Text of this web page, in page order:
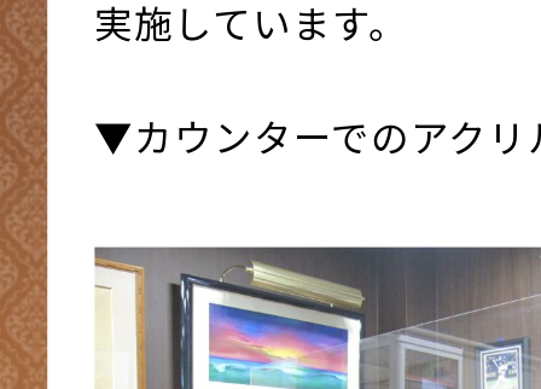
実施しています。
▼カウンターでのアクリ